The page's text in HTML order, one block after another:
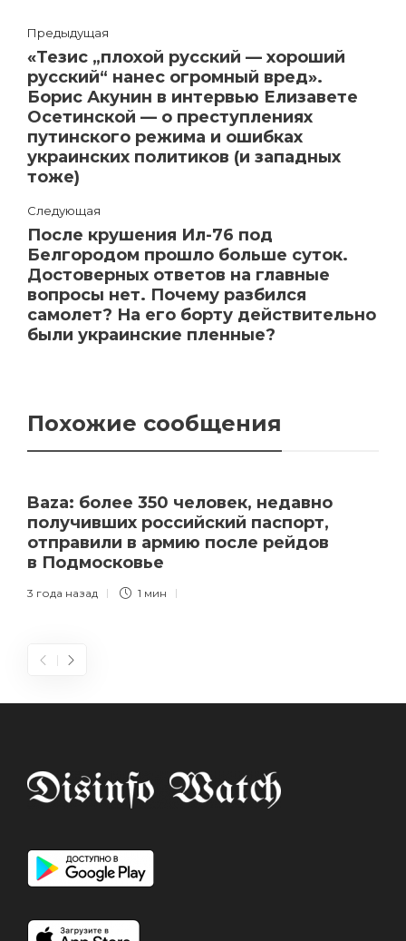
Предыдущая
«Тезис „плохой русский — хороший
русский“ нанес огромный вред».
Борис Акунин в интервью Елизавете
Осетинской — о преступлениях
путинского режима и ошибках
украинских политиков (и западных
тоже)
Следующая
После крушения Ил-76 под
Белгородом прошло больше суток.
Достоверных ответов на главные
вопросы нет. Почему разбился
самолет? На его борту действительно
были украинские пленные?
Похожие сообщения
Baza: более 350 человек, недавно
получивших российский паспорт,
отправили в армию после рейдов
в Подмосковье
3 года назад 1 мин